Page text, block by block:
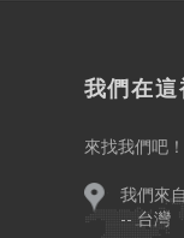
我們在這
來找我們吧！
我們來
-- 台灣